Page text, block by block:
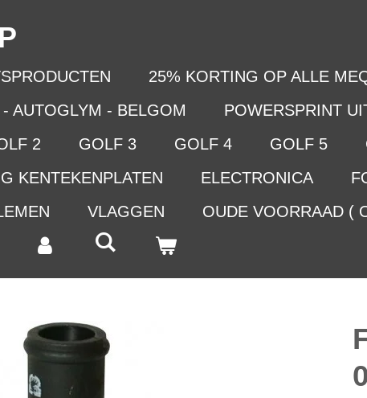
25% KORTING OP ALLE
AUTOGLYM - BELGOM
POWERSPRINT
2 GOLF 3 GOLF 4 GOLF 5
KENTEKENPLATEN ELECTRONICA
VLAGGEN OUDE VOORRAAD (